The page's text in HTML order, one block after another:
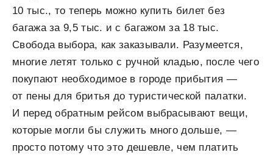
10 тыс., то теперь можно купить билет без
багажа за 9,5 тыс. и с багажом за 18 тыс.
Свобода выбора, как заказывали. Разумеется,
многие летят только с ручной кладью, после чего
покупают необходимое в городе прибытия —
от пены для бритья до туристической палатки.
И перед обратным рейсом выбрасывают вещи,
которые могли бы служить много дольше, —
просто потому что это дешевле, чем платить